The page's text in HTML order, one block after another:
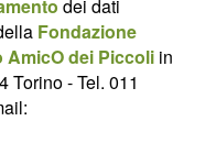
dei dati
Fondazione
AmicO dei Piccoli in
Torino - Tel. 011